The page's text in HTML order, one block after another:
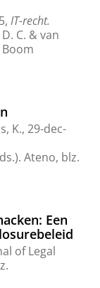
, IT-recht.
C. & van
Boom
K., 29-dec-
Ateno, blz.
Een
of Legal